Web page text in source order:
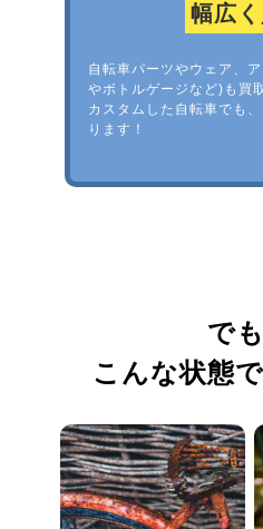
幅広
自転車パーツやウェア、
やボトルゲージなど)も買
カスタムした自転車でも
ります！
でも
こんな状態